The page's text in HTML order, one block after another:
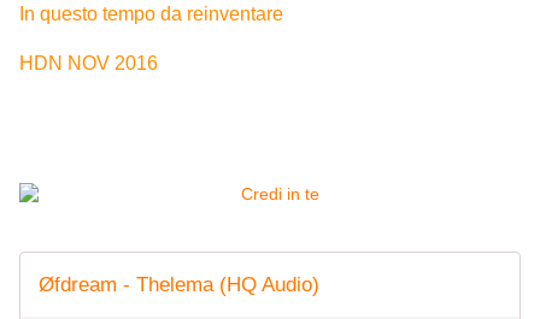
In questo tempo da reinventare
HDN NOV 2016
Øfdream - Thelema (HQ Audio)